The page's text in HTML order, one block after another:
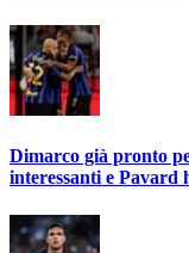
Dimarco già pronto
interessanti e Pavard